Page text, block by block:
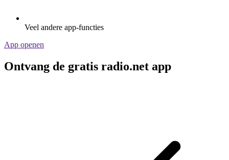
Veel andere app-functies
App openen
Ontvang de gratis radio.net app